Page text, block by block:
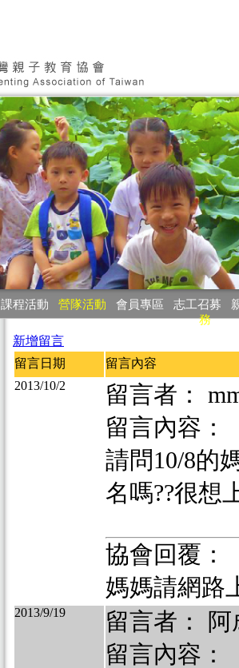
課程活動 營隊活動 會員專區 志工召募
務
新增留言
留言日期
留言內容
2013/10/2
留言者：
留言內容：
請問10/8的
名嗎??很想
協會回覆：
媽媽請網路
2013/9/19
留言者： 阿
留言內容：